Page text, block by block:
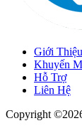
Giới Thiệu
Khuyến
Hỗ Trợ
Liên Hệ
Copyright